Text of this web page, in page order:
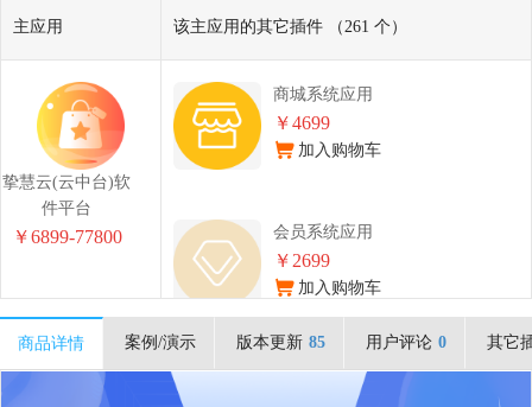
主应用
挚慧云(云中台)软
件平台
￥6899-77800
该主应用的其它插件 （261 个）
商城系统应用
￥4699
加入购物车
会员系统应用
￥2699
加入购物车
云客分销应用
商品详情 案例/演示 版本更新 85 用户评论 0 其它